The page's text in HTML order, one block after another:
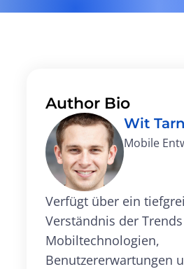
Author Bio
Wit
Mobile
Verfügt über ein
Verständnis der
Mobiltechnologien,
Benutzererwartungen